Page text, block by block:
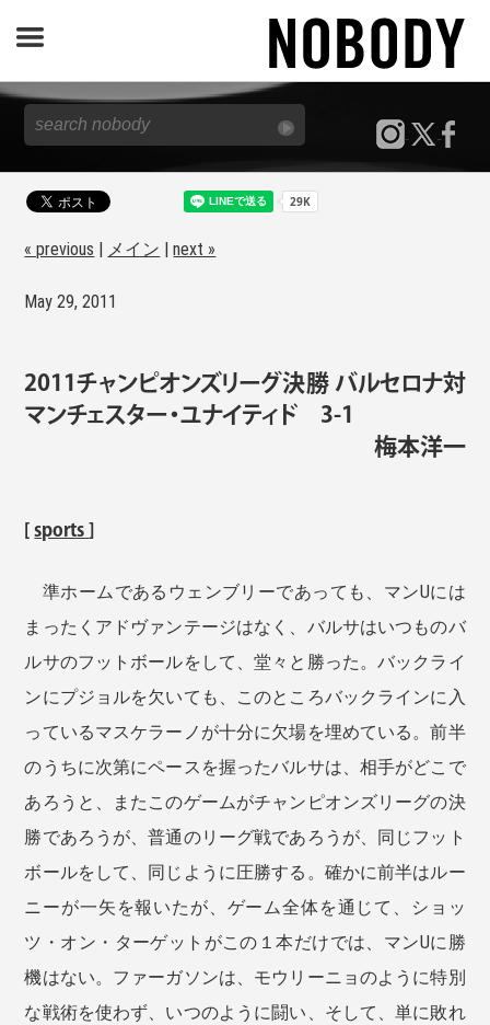
JOURNAL
SPECIAL
REPORT
NOBODY STORE
« previous メイン |next »
May 29, 2011
2011チャンピオンズリーグ決勝 バルセロナ対
マンチェスター・ユナイティド 3-1
梅本洋一
[sports]
準ホームであるウェンブリーであっても、マンUには
まったくアドヴァンテージはなく、バルサはいつものバ
ルサのフットボールをして、堂々と勝った。バックライ
ンにプジョルを欠いても、このところバックラインに入
っているマスケラーノが十分に欠場を埋めている。前半
のうちに次第にペースを握ったバルサは、相手がどこで
あろうと、またこのゲームがチャンピオンズリーグの決
勝であろうが、普通のリーグ戦であろうが、同じフット
ボールをして、同じように圧勝する。確かに前半はルー
ニーが一矢を報いたが、ゲーム全体を通じて、ショッ
ツ・オン・ターゲットがこの１本だけでは、マンUに勝
機はない。ファーガソンは、モウリーニョのように特別
な戦術を使わず、いつのように闘い、そして、単に敗れ